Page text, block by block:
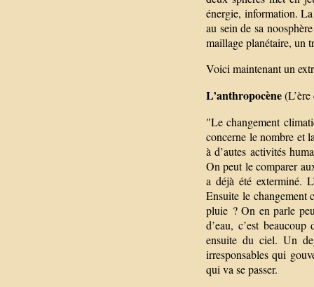
énergie, information.
au sein de sa
maillage planétaire, un
Voici maintenant un
L’anthropocène
"Le changement
concerne le nombre et
à d’autes activités
On peut le comparer
a déjà été exterminé.
Ensuite le changement
pluie ? On en parle
d’eau, c’est
ensuite du ciel. Un
irresponsables qui
qui va se passer.